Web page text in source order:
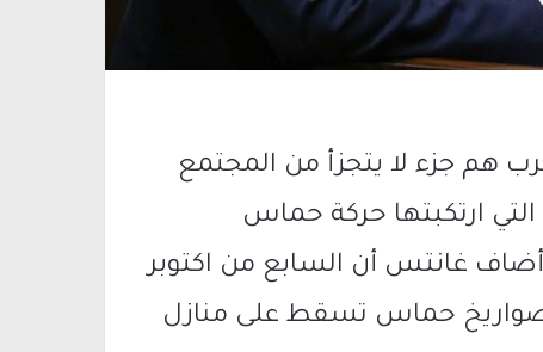
هم جزء لا يتجزأ من المجتمع
التي ارتكبتها حركة حماس
غانتس أن السابع من اكتوبر
صواريخ حماس تسقط على منازل